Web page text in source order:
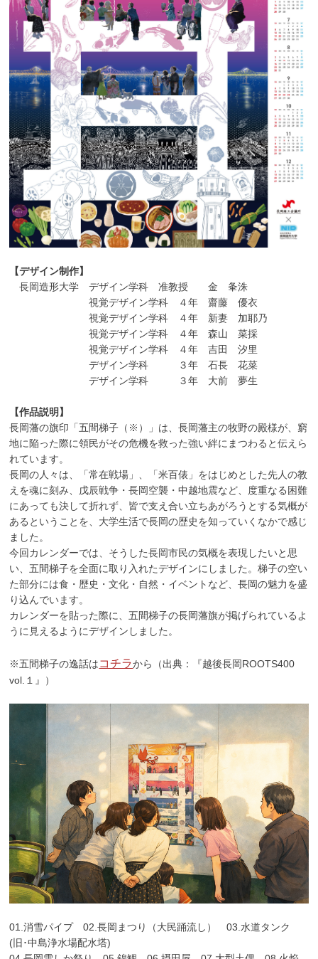
【デザイン制作】
長岡造形大学 デザイン学科 准教授 金 夆洙
視覚デザイン学科 ４年 齋藤 優衣
視覚デザイン学科 ４年 新妻 加耶乃
視覚デザイン学科 ４年 森山 菜採
視覚デザイン学科 ４年 吉田 汐里
デザイン学科 ３年 石長 花菜
デザイン学科 ３年 大前 夢生
【作品説明】
長岡藩の旗印「五間梯子（※）」は、長岡藩主の牧野の殿様が、窮
地に陥った際に領民がその危機を救った強い絆にまつわると伝えら
れています。
長岡の人々は、「常在戦場」、「米百俵」をはじめとした先人の教
えを魂に刻み、戊辰戦争・長岡空襲・中越地震など、度重なる困難
にあっても決して折れず、皆で支え合い立ちあがろうとする気概が
あるということを、大学生活で長岡の歴史を知っていくなかで感じ
ました。
今回カレンダーでは、そうした長岡市民の気概を表現したいと思
い、五間梯子を全面に取り入れたデザインにしました。梯子の空い
た部分には食・歴史・文化・自然・イベントなど、長岡の魅力を盛
り込んでいます。
カレンダーを貼った際に、五間梯子の長岡藩旗が掲げられているよ
うに見えるようにデザインしました。
※五間梯子の逸話はコチラから（出典：『越後長岡ROOTS400
vol.１』）
01.消雪パイプ 02.長岡まつり（大民踊流し） 03.水道タンク
(旧･中島浄水場配水塔)